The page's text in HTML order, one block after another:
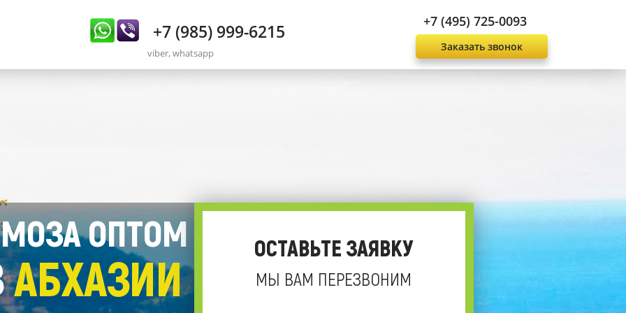
+7 (495) 725-0093
+7 (985) 999-6215
viber, whatsapp Заказать звонок
ОСТАВЬТЕ ЗАЯВКУ
МЫ ВАМ ПЕРЕЗВОНИМ
ОПТОМ
АБХАЗИИ